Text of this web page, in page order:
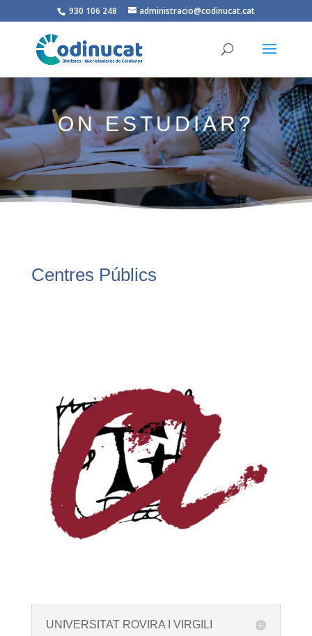
930 106 248 administracio@codinucat.cat
ON ESTUDIAR?
Centres Públics
UNIVERSITAT ROVIRA I VIRGILI